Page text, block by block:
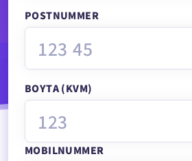
POSTNUMMER
BOYTA (KVM)
MOBILNUMMER